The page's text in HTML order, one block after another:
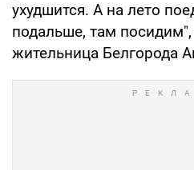
ухудшится. А на лето
подальше, там
жительница Белгорода